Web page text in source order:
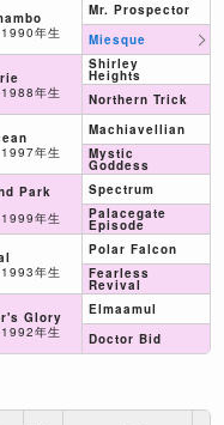
年生
年生
年生
Park
年生
年生
Glory
年生
Mr. Prospector
Miesque
Shirley
Heights
Northern Trick
Machiavellian
Mystic
Goddess
Spectrum
Palacegate
Episode
Polar Falcon
Fearless
Revival
Elmaamul
Doctor Bid